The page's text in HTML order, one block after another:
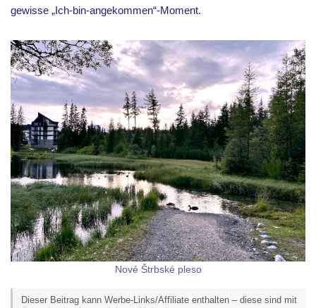
gewisse „Ich-bin-angekommen“-Moment.
Nové Štrbské pleso
Dieser Beitrag kann Werbe-Links/Affiliate enthalten – diese sind mit